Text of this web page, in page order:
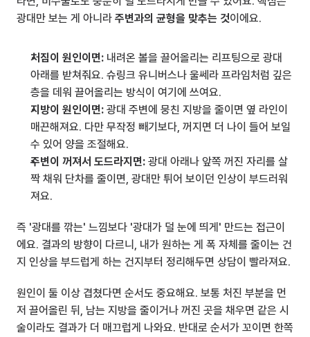
광대만 보는 게 아니라 주변과의 균형을 맞추는 것이에요.
처짐이 원인이면: 내려온 볼을 끌어올리는 리프팅으로 광대
아래를 받쳐줘요. 슈링크 유니버스나 울쎄라 프라임처럼 깊은
층을 데워 끌어올리는 방식이 여기에 쓰여요.
지방이 원인이면: 광대 주변에 뭉친 지방을 줄이면 옆 라인이
매끈해져요. 다만 무작정 빼기보다, 꺼지면 더 나이 들어 보일
수 있어 양을 조절해요.
주변이 꺼져서 도드라지면: 광대 아래나 앞쪽 꺼진 자리를 살
짝 채워 단차를 줄이면, 광대만 튀어 보이던 인상이 부드러워
져요.
즉 '광대를 깎는' 느낌보다 '광대가 덜 눈에 띄게' 만드는 접근이
에요. 결과의 방향이 다르니, 내가 원하는 게 폭 자체를 줄이는 건
지 인상을 부드럽게 하는 건지부터 정리해두면 상담이 빨라져요.
원인이 둘 이상 겹쳤다면 순서도 중요해요. 보통 처진 부분을 먼
저 끌어올린 뒤, 남는 지방을 줄이거나 꺼진 곳을 채우면 같은 시
술이라도 결과가 더 매끄럽게 나와요. 반대로 순서가 꼬이면 한쪽